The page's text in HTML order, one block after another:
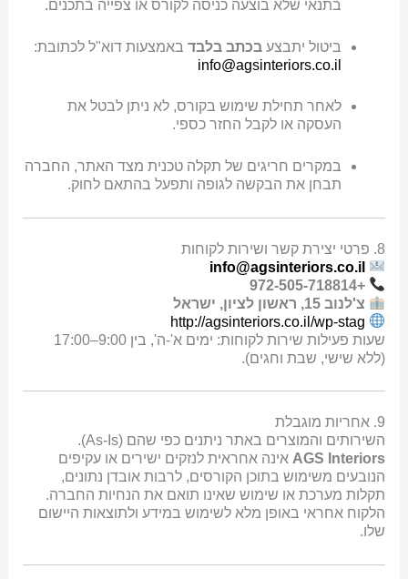
בתנאי שלא בוצעה כניסה לקורס או צפייה בתכנים.
ביטול יתבצע בכתב בלבדבאמצעות דוא"ל לכתובת:
info@agsinteriors.co.il
לאחר תחילת שימוש בקורס, לא ניתן לבטל את
העסקה או לקבל החזר כספי.
במקרים חריגים של תקלה טכנית מצד האתר, החברה
תבחן את הבקשה לגופה ותפעל בהתאם לחוק.
8. פרטי יצירת קשר ושירות לקוחות
info@agsinteriors.co.il
+972-505-718814
צ'לנוב 15, ראשון לציון, ישראל
http://agsinteriors.co.il/wp-stag
שעות פעילות שירות לקוחות: ימים א'-ה', בין 9:00–17:00
(ללא שישי, שבת וחגים).
9. אחריות מוגבלת
השירותים והמוצרים באתר ניתנים כפי שהם (As-Is).
AGS Interiors אינה אחראית לנזקים ישירים או עקיפים
הנובעים משימוש בתוכן הקורסים, לרבות אובדן נתונים,
תקלות מערכת או שימוש שאינו תואם את הנחיות החברה.
הלקוח אחראי באופן מלא לשימוש במידע ולתוצאות היישום
שלו.